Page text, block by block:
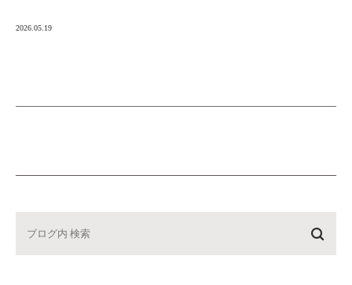
2026.05.19